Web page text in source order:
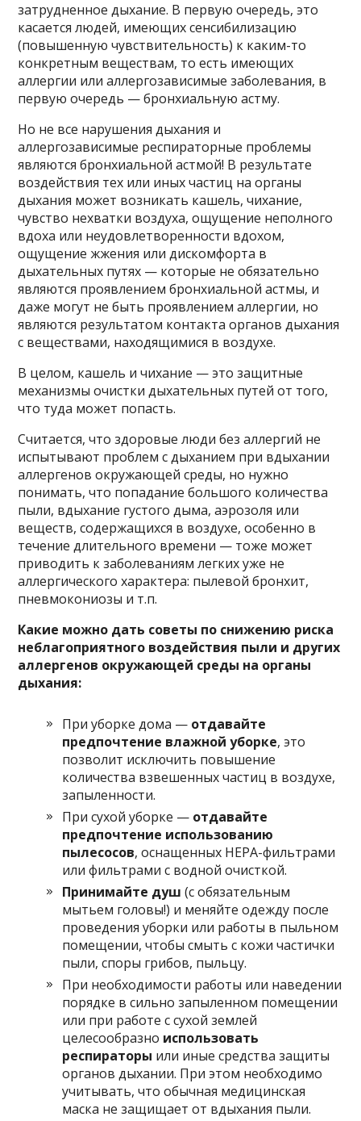
затрудненное дыхание. В первую очередь, это
касается людей, имеющих сенсибилизацию
(повышенную чувствительность) к каким-то
конкретным веществам, то есть имеющих
аллергии или аллергозависимые заболевания, в
первую очередь — бронхиальную астму.
Но не все нарушения дыхания и
аллергозависимые респираторные проблемы
являются бронхиальной астмой! В результате
воздействия тех или иных частиц на органы
дыхания может возникать кашель, чихание,
чувство нехватки воздуха, ощущение неполного
вдоха или неудовлетворенности вдохом,
ощущение жжения или дискомфорта в
дыхательных путях — которые не обязательно
являются проявлением бронхиальной астмы, и
даже могут не быть проявлением аллергии, но
являются результатом контакта органов дыхания
с веществами, находящимися в воздухе.
В целом, кашель и чихание — это защитные
механизмы очистки дыхательных путей от того,
что туда может попасть.
Считается, что здоровые люди без аллергий не
испытывают проблем с дыханием при вдыхании
аллергенов окружающей среды, но нужно
понимать, что попадание большого количества
пыли, вдыхание густого дыма, аэрозоля или
веществ, содержащихся в воздухе, особенно в
течение длительного времени — тоже может
приводить к заболеваниям легких уже не
аллергического характера: пылевой бронхит,
пневмокониозы и т.п.
Какие можно дать советы по снижению риска
неблагоприятного воздействия пыли и других
аллергенов окружающей среды на органы
дыхания:
При уборке дома — отдавайте
предпочтение влажной уборке, это
позволит исключить повышение
количества взвешенных частиц в воздухе,
запыленности.
При сухой уборке — отдавайте
предпочтение использованию
пылесосов, оснащенных HEPA-фильтрами
или фильтрами с водной очисткой.
Принимайте душ(с обязательным
мытьем головы!) и меняйте одежду после
проведения уборки или работы в пыльном
помещении, чтобы смыть с кожи частички
пыли, споры грибов, пыльцу.
При необходимости работы или наведении
порядке в сильно запыленном помещении
или при работе с сухой землей
целесообразно использовать
респираторы или иные средства защиты
органов дыхании. При этом необходимо
учитывать, что обычная медицинская
маска не защищает от вдыхания пыли.